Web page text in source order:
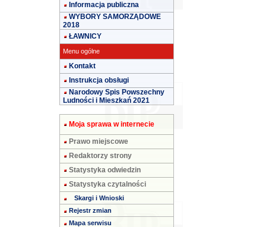
Informacja publiczna
WYBORY SAMORZĄDOWE
2018
ŁAWNICY
Menu ogólne
Kontakt
Instrukcja obsługi
Narodowy Spis Powszechny
Ludności i Mieszkań 2021
Moja sprawa w internecie
Prawo miejscowe
Redaktorzy strony
Statystyka odwiedzin
Statystyka czytalności
Skargi i Wnioski
Rejestr zmian
Mapa serwisu